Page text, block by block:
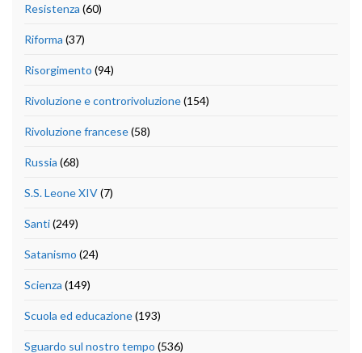
Resistenza (60)
Riforma (37)
Risorgimento (94)
Rivoluzione e controrivoluzione(154)
Rivoluzione francese(58)
Russia (68)
S.S. Leone XIV(7)
Santi(249)
Satanismo (24)
Scienza (149)
Scuola ed educazione(193)
Sguardo sul nostro tempo (536)